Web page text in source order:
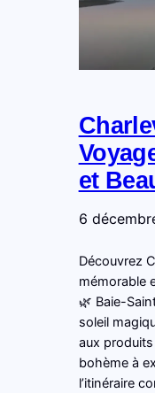
et
6
Découvrez
mémorable
🌿 Baie-
soleil
aux
bohème à
l’itinéraire